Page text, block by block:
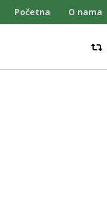
Početna O nama